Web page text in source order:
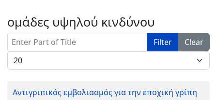
ομάδες υψηλού κινδύνου
Enter Part of Title Filter
Clear
Display #
Αντιγριπικός εμβολιασμός για την εποχική γρίπη